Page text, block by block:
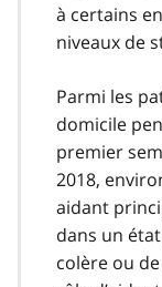
à certains
niveaux de
Parmi les
domicile
premier
2018,
aidant
dans un
colère ou